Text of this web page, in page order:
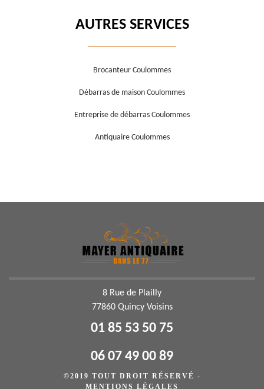
AUTRES SERVICES
Brocanteur Coulommes
Débarras de maison Coulommes
Entreprise de débarras Coulommes
Antiquaire Coulommes
8 Rue de Plailly
77860 Quincy Voisins
01 85 53 50 75
06 07 49 00 89
©2019 TOUT DROIT RÉSERVÉ -
MENTIONS LÉGALES